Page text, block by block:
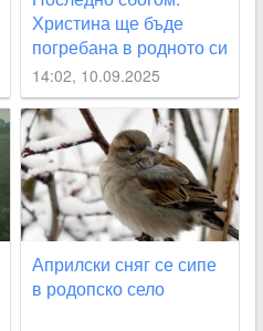
Христина ще бъде
погребана в родното си
село край Пловдив
14:02, 10.09.2025
Априлски сняг се сипе
в родопско село